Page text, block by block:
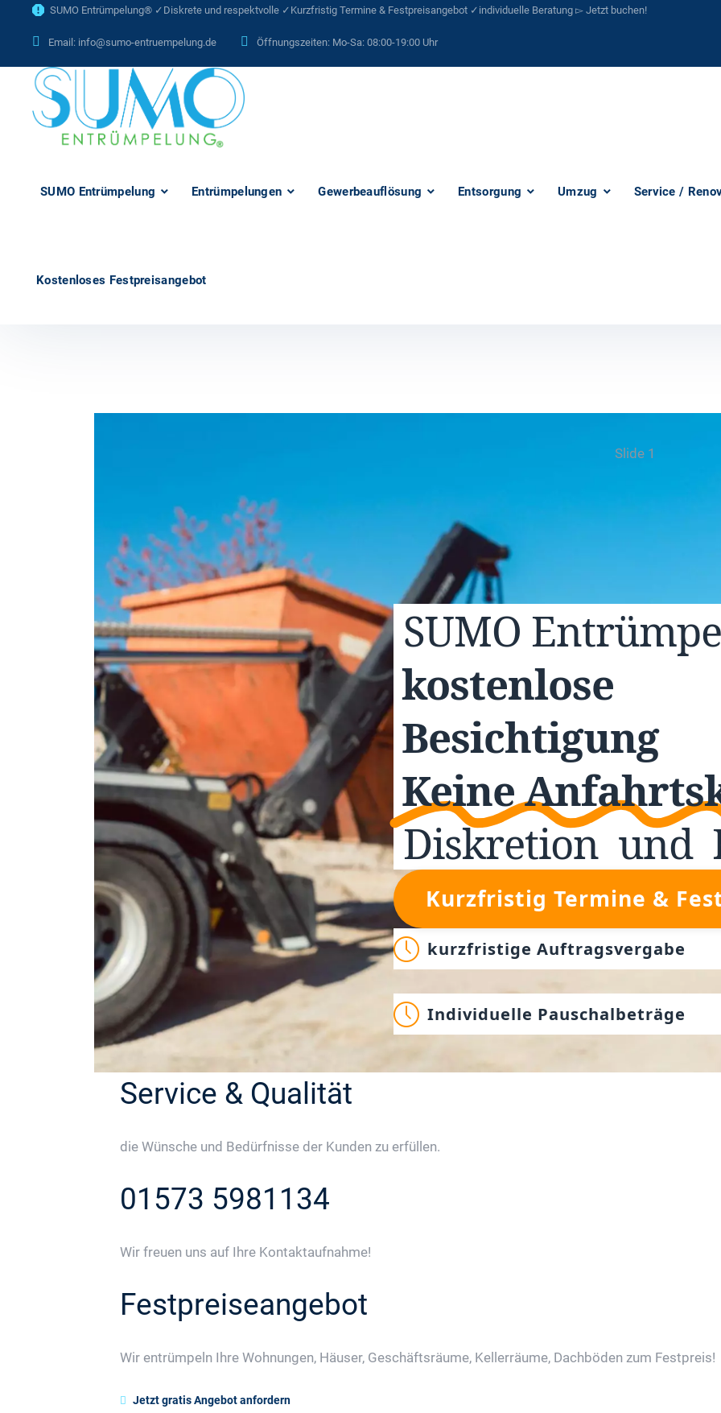
SUMO Entrümpelung® ✓Diskrete und respektvolle ✓Kurzfristig Termine & Festpreisangebot ✓individuelle Beratung ▻ Jetzt buchen!
Email: info@sumo-entruempelung.de Öffnungszeiten: Mo-Sa: 08:00-19:00 Uhr
SUMO Entrümpelung Entrümpelungen Gewerbeauflösung Entsorgung Umzug Service /
Kostenloses Festpreisangebot
Slide 1
SUMO
kostenlose
Besichtigung
Keine
Diskretion und
Kurzfristig Termine &
kurzfristige Auftragsvergabe
Individuelle Pauschalbeträge
Service & Qualität
die Wünsche und Bedürfnisse der Kunden zu erfüllen.
01573 5981134
Wir freuen uns auf Ihre Kontaktaufnahme!
Festpreiseangebot
Wir entrümpeln Ihre Wohnungen, Häuser, Geschäftsräume, Kellerräume, Dachböden zum Festpreis!
Jetzt gratis Angebot anfordern